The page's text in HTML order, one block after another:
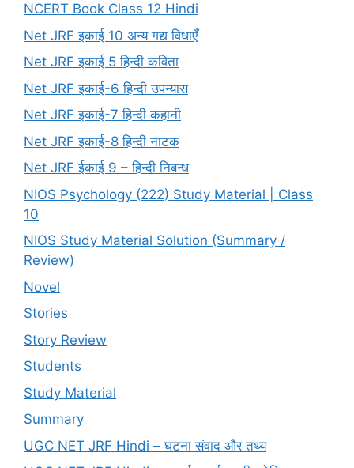
NCERT Book Class 12 Hindi
Net JRF इकाई 10 अन्य गद्य विधाएँ
Net JRF इकाई 5 हिन्दी कविता
Net JRF इकाई-6 हिन्दी उपन्यास
Net JRF इकाई-7 हिन्दी कहानी
Net JRF इकाई-8 हिन्दी नाटक
Net JRF ईकाई 9 – हिन्दी निबन्ध
NIOS Psychology (222) Study Material | Class
10
NIOS Study Material Solution (Summary /
Review)
Novel
Stories
Story Review
Students
Study Material
Summary
UGC NET JRF Hindi – घटना संवाद और तथ्य